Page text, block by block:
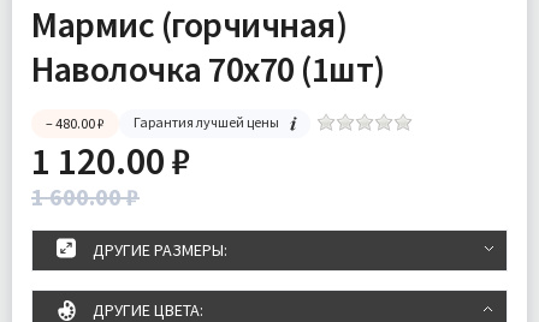
Мармис (горчичная)
Наволочка 70х70 (1шт)
– 480.00 ₽ Гарантия лучшей цены
1 120.00 ₽
1 600.00 ₽
ДРУГИЕ РАЗМЕРЫ:
ДРУГИЕ ЦВЕТА: